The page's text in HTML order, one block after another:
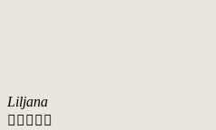
Liljana
    